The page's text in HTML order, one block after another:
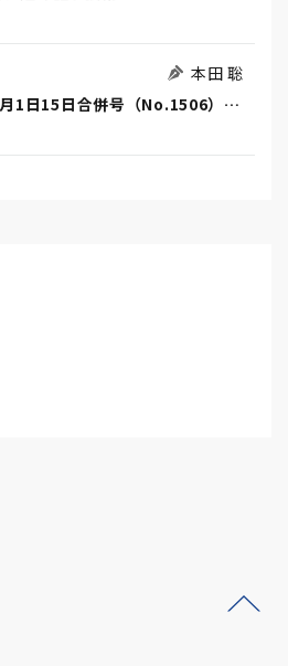
本田 聡
「労務事情」2025年1月1日15日合併号（No.1506）に本田聡弁護士の論説が掲載されました